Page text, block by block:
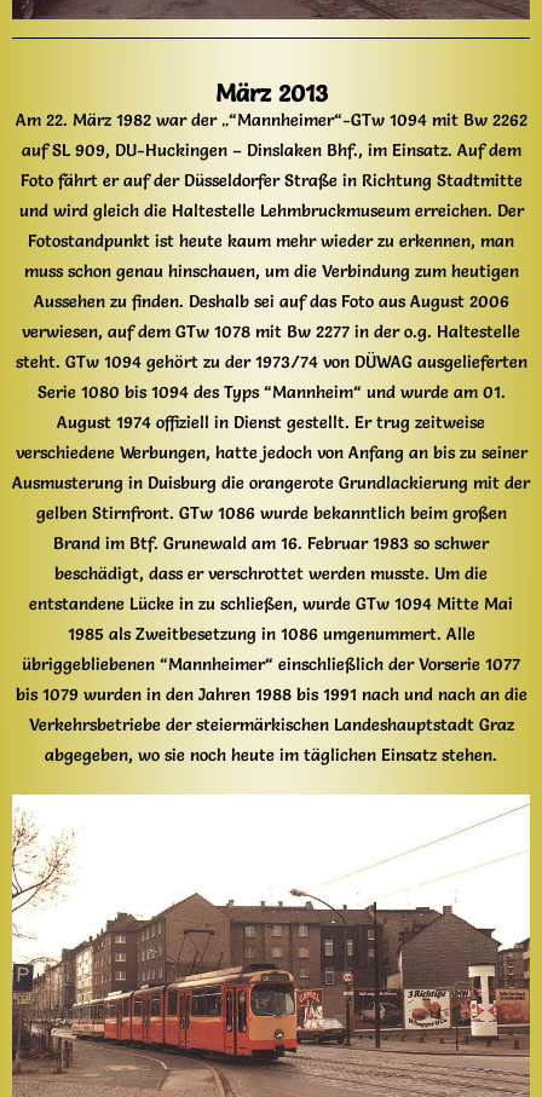
März 2013
Am 22. März 1982 war der „“Mannheimer“-GTw 1094 mit Bw 2262
auf SL 909, DU-Huckingen – Dinslaken Bhf., im Einsatz. Auf dem
Foto fährt er auf der Düsseldorfer Straße in Richtung Stadtmitte
und wird gleich die Haltestelle Lehmbruckmuseum erreichen. Der
Fotostandpunkt ist heute kaum mehr wieder zu erkennen, man
muss schon genau hinschauen, um die Verbindung zum heutigen
Aussehen zu finden. Deshalb sei auf das Foto aus August 2006
verwiesen, auf dem GTw 1078 mit Bw 2277 in der o.g. Haltestelle
steht. GTw 1094 gehört zu der 1973/74 von DÜWAG ausgelieferten
Serie 1080 bis 1094 des Typs “Mannheim“ und wurde am 01.
August 1974 offiziell in Dienst gestellt. Er trug zeitweise
verschiedene Werbungen, hatte jedoch von Anfang an bis zu seiner
Ausmusterung in Duisburg die orangerote Grundlackierung mit der
gelben Stirnfront. GTw 1086 wurde bekanntlich beim großen
Brand im Btf. Grunewald am 16. Februar 1983 so schwer
beschädigt, dass er verschrottet werden musste. Um die
entstandene Lücke in zu schließen, wurde GTw 1094 Mitte Mai
1985 als Zweitbesetzung in 1086 umgenummert. Alle
übriggebliebenen “Mannheimer“ einschließlich der Vorserie 1077
bis 1079 wurden in den Jahren 1988 bis 1991 nach und nach an die
Verkehrsbetriebe der steiermärkischen Landeshauptstadt Graz
abgegeben, wo sie noch heute im täglichen Einsatz stehen.